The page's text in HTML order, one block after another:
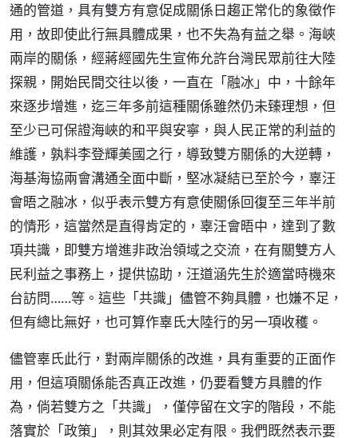
通的管道，具有雙方有意促成關係日趨正常化的象徵作
用，故即使此行無具體成果，也不失為有益之舉。海峽
兩岸的關係，經蔣經國先生宣佈允許台灣民眾前往大陸
探親，開始民間交往以後，一直在「融冰」中，十餘年
來逐步增進，迄三年多前這種關係雖然仍未臻理想，但
至少已可保證海峽的和平與安寧，與人民正常的利益的
維護，孰料李登輝美國之行，導致雙方關係的大逆轉，
海基海協兩會溝通全面中斷，堅冰凝結已至於今，辜汪
會晤之融冰，似乎表示雙方有意使關係回復至三年半前
的情形，這當然是直得肯定的，辜汪會晤中，達到了數
項共識，即雙方增進非政治領域之交流，在有關雙方人
民利益之事務上，提供協助，汪道涵先生於適當時機來
台訪問……等。這些「共識」儘管不夠具體，也嫌不足，
但有總比無好，也可算作辜氏大陸行的另一項收穫。
儘管辜氏此行，對兩岸關係的改進，具有重要的正面作
用，但這項關係能否真正改進，仍要看雙方具體的作
為，倘若雙方之「共識」，僅停留在文字的階段，不能
落實於「政策」，則其效果必定有限。我們既然表示要